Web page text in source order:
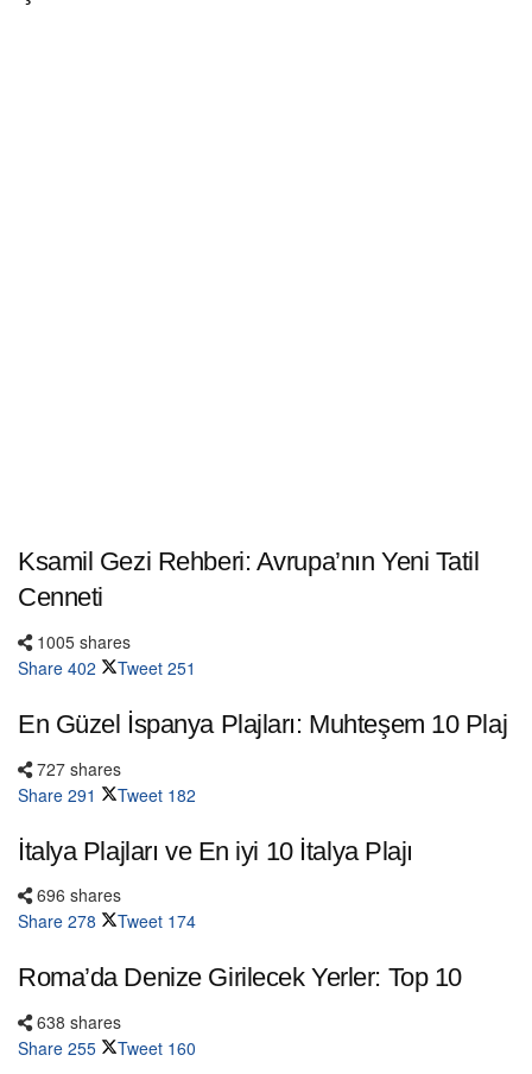
Ksamil Gezi Rehberi: Avrupa’nın Yeni Tatil
Cenneti
1005 shares
Share 402 Tweet 251
En Güzel İspanya Plajları: Muhteşem 10 Plaj
727 shares
Share 291 Tweet 182
İtalya Plajları ve En iyi 10 İtalya Plajı
696 shares
Share 278 Tweet 174
Roma’da Denize Girilecek Yerler: Top 10
638 shares
Share 255 Tweet 160